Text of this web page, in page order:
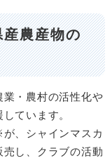
農産物の
・農村の活性化や
ています。
、シャインマスカ
し、クラブの活動